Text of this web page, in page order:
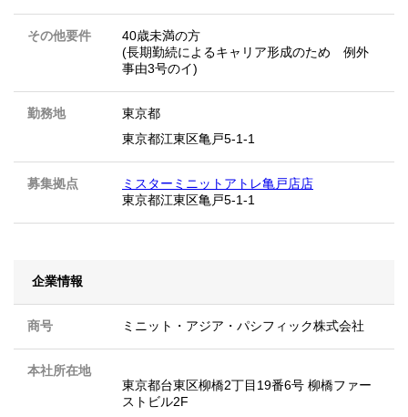
その他要件
40歳未満の方
(長期勤続によるキャリア形成のため 例外
事由3号のイ)
勤務地
東京都
東京都江東区亀戸5-1-1
募集拠点
ミスターミニットアトレ亀戸店店
東京都江東区亀戸5-1-1
企業情報
商号 ミニット・アジア・パシフィック株式会社
本社所在地
東京都台東区柳橋2丁目19番6号 柳橋ファー
ストビル2F